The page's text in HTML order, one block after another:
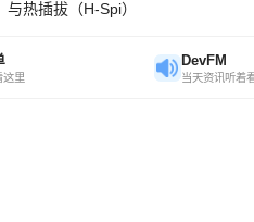
热插拔（H-Spi）
这里
DevFM
当天资讯听着